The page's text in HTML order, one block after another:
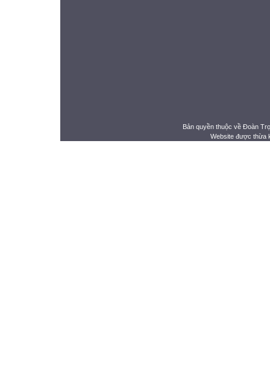
Bản quyền thuộc về Đoàn
Website được thừa